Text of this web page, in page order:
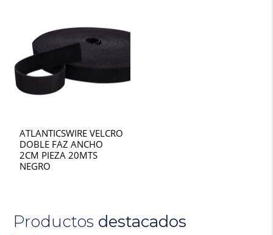
ATLANTICSWIRE VELCRO
DOBLE FAZ ANCHO
2CM PIEZA 20MTS
NEGRO
Productos destacados